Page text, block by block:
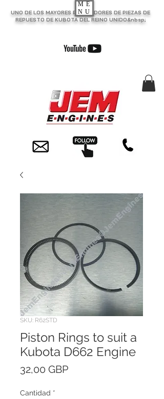
UNO DE LOS MAYORES PROVEEDORES DE PIEZAS DE
REPUESTO DE KUBOTA DEL REINO UNIDO&nbsp;
ME
NU
SKU: R62STD
Piston Rings to suit a
Kubota D662 Engine
32,00 GBPPrecio
Cantidad *